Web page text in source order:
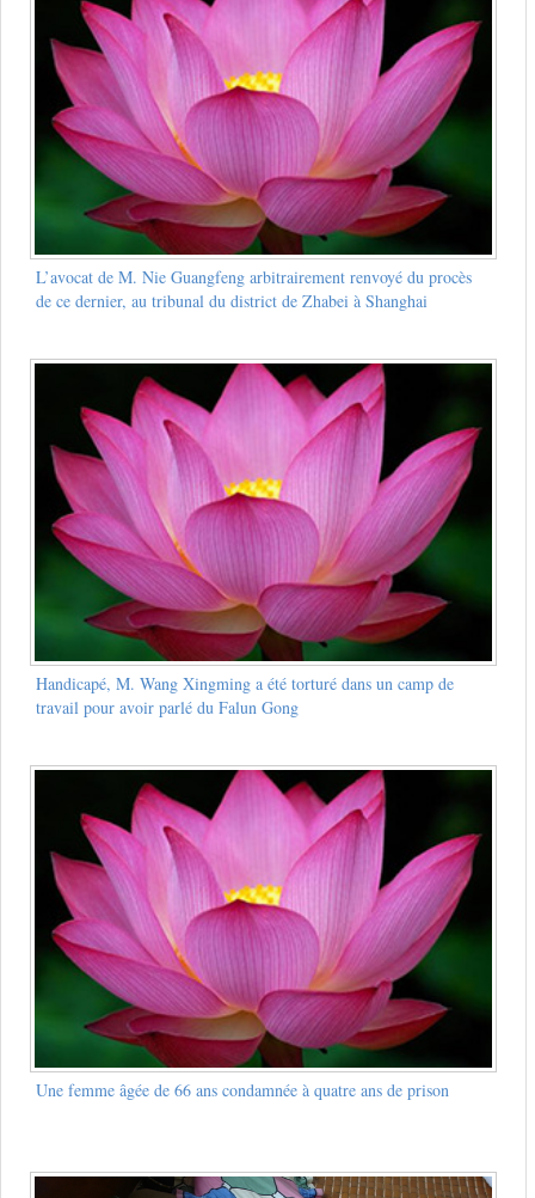
L’avocat de M. Nie Guangfeng arbitrairement renvoyé du procès
de ce dernier, au tribunal du district de Zhabei à Shanghai
Handicapé, M. Wang Xingming a été torturé dans un camp de
travail pour avoir parlé du Falun Gong
Une femme âgée de 66 ans condamnée à quatre ans de prison